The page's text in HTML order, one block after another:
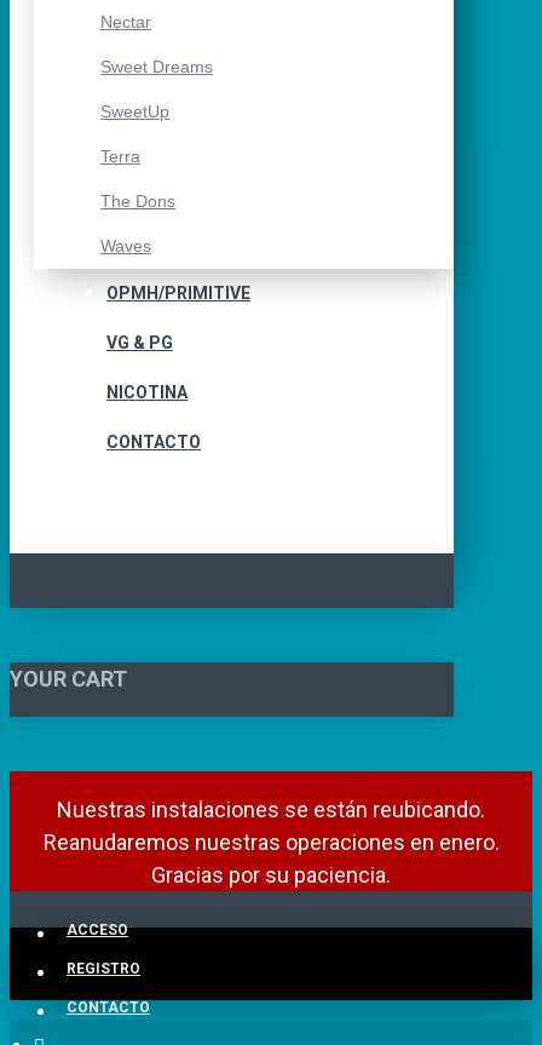
Nectar
Sweet Dreams
SweetUp
Terra
The Dons
Waves
OPMH/PRIMITIVE
VG & PG
NICOTINA
CONTACTO
YOUR CART
Nuestras instalaciones se están reubicando.
Reanudaremos nuestras operaciones en enero.
Gracias por su paciencia.
ACCESO
REGISTRO
CONTACTO